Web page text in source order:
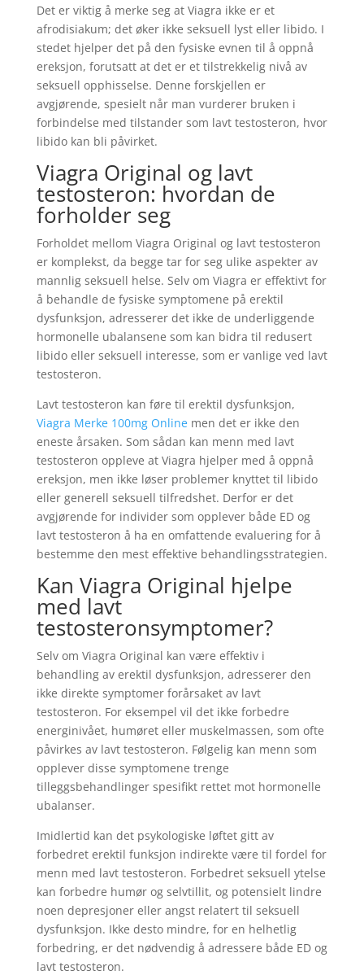
Det er viktig å merke seg at Viagra ikke er et
afrodisiakum; det øker ikke seksuell lyst eller libido. I
stedet hjelper det på den fysiske evnen til å oppnå
ereksjon, forutsatt at det er et tilstrekkelig nivå av
seksuell opphisselse. Denne forskjellen er
avgjørende, spesielt når man vurderer bruken i
forbindelse med tilstander som lavt testosteron, hvor
libido kan bli påvirket.
Viagra Original og lavt
testosteron: hvordan de
forholder seg
Forholdet mellom Viagra Original og lavt testosteron
er komplekst, da begge tar for seg ulike aspekter av
mannlig seksuell helse. Selv om Viagra er effektivt for
å behandle de fysiske symptomene på erektil
dysfunksjon, adresserer det ikke de underliggende
hormonelle ubalansene som kan bidra til redusert
libido eller seksuell interesse, som er vanlige ved lavt
testosteron.
Lavt testosteron kan føre til erektil dysfunksjon,
Viagra Merke 100mg Onlinemen det er ikke den
eneste årsaken. Som sådan kan menn med lavt
testosteron oppleve at Viagra hjelper med å oppnå
ereksjon, men ikke løser problemer knyttet til libido
eller generell seksuell tilfredshet. Derfor er det
avgjørende for individer som opplever både ED og
lavt testosteron å ha en omfattende evaluering for å
bestemme den mest effektive behandlingsstrategien.
Kan Viagra Original hjelpe
med lavt
testosteronsymptomer?
Selv om Viagra Original kan være effektiv i
behandling av erektil dysfunksjon, adresserer den
ikke direkte symptomer forårsaket av lavt
testosteron. For eksempel vil det ikke forbedre
energinivået, humøret eller muskelmassen, som ofte
påvirkes av lavt testosteron. Følgelig kan menn som
opplever disse symptomene trenge
tilleggsbehandlinger spesifikt rettet mot hormonelle
ubalanser.
Imidlertid kan det psykologiske løftet gitt av
forbedret erektil funksjon indirekte være til fordel for
menn med lavt testosteron. Forbedret seksuell ytelse
kan forbedre humør og selvtillit, og potensielt lindre
noen depresjoner eller angst relatert til seksuell
dysfunksjon. Ikke desto mindre, for en helhetlig
forbedring, er det nødvendig å adressere både ED og
lavt testosteron.